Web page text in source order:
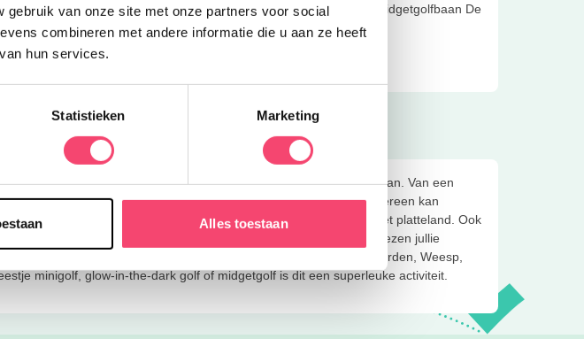
van onze site met onze partners voor social
combineren met andere informatie die u aan ze heeft
hun services.
Statistieken Marketing
Alles toestaan
bosrijke omgeving in Baarn.
Lees meer
en vier je feestje bij Midgetgolfbaan De
Leeuwenkuil!
zijn er verschillende plekken waar je samen een balletje kunt slaan. Van een
the-dark is. Het is een actief en gezellig familie-uitje waaraan iedereen kan
minigolf, adventure golf of een originele ronde boerengolf op het platteland. Ook
baan waar kinderen zich helemaal kunnen uitleven. Wat kiezen jullie
In en rond Hilversum, Bussum, Huizen, Loosdrecht, Naarden, Weesp,
minigolf, glow-in-the-dark golf of midgetgolf is dit een superleuke activiteit.